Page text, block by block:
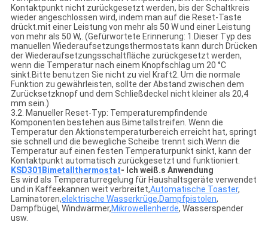
Kontaktpunkt nicht zurückgesetzt werden, bis der Schaltkreis
wieder angeschlossen wird, indem man auf die Reset-Taste
drückt.mit einer Leistung von mehr als 50 W und einer Leistung
von mehr als 50 W,. (Gefürwortete Erinnerung: 1.Dieser Typ des
manuellen Wiederaufsetzungsthermostats kann durch Drücken
der Wiederaufsetzungsschaltfläche zurückgesetzt werden,
wenn die Temperatur nach einem Knopfschlag um 20 °C
sinkt.Bitte benutzen Sie nicht zu viel Kraft2. Um die normale
Funktion zu gewährleisten, sollte der Abstand zwischen dem
Zurücksetzknopf und dem Schließdeckel nicht kleiner als 20,4
mm sein.)
3.2. Manueller Reset-Typ: Temperaturempfindende
Komponenten bestehen aus Bimetallstreifen. Wenn die
Temperatur den Aktionstemperaturbereich erreicht hat, springt
sie schnell und die bewegliche Scheibe trennt sich.Wenn die
Temperatur auf einen festen Temperaturpunkt sinkt, kann der
Kontaktpunkt automatisch zurückgesetzt und funktioniert.
KSD301 Bimetallthermostat- Ich weiß.s Anwendung
Es wird als Temperaturregelung für Haushaltsgeräte verwendet
und in Kaffeekannen weit verbreitet,Automatische Toaster,
Laminatoren,elektrische Wasserkrüge,Dampfpistolen,
Dampfbügel, Windwärmer,Mikrowellenherde, Wasserspender
usw.